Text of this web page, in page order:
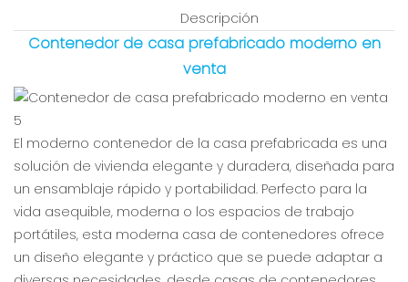
Descripción
Contenedor de casa prefabricado moderno en
venta
El moderno contenedor de la casa prefabricada es una
solución de vivienda elegante y duradera, diseñada para
un ensamblaje rápido y portabilidad. Perfecto para la
vida asequible, moderna o los espacios de trabajo
portátiles, esta moderna casa de contenedores ofrece
un diseño elegante y práctico que se puede adaptar a